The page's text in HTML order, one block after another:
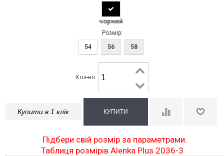
чорний
Розмір:
54
56 58
Кол-во:
Купити в 1 клік
Підбери свій розмір за параметрами:
Таблиця розмірів Alenka Plus 2036-3